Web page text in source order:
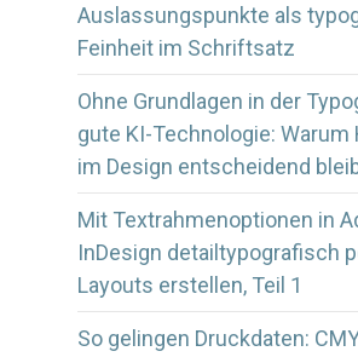
Auslassungspunkte als
Feinheit im Schriftsatz
Ohne Grundlagen in der
gute KI-Technologie: Warum
im Design entscheidend
Mit Textrahmenoptionen in
InDesign detailtypografisch
Layouts erstellen, Teil 1
So gelingen Druckdaten: